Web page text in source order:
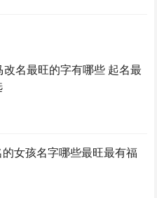
改名最旺的字有哪些 起名最
女孩名字哪些最旺最有福